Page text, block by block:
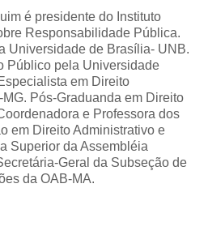
é presidente do Instituto
Responsabilidade Pública.
Universidade de Brasília- UNB.
Público pela Universidade
em Direito
Pós-Graduanda em Direito
e Professora dos
em Direito Administrativo e
Superior da Assembléia
Geral da Subseção de
da OAB-MA.